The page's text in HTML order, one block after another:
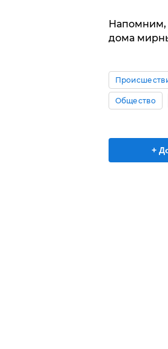
Напомним,
дома
Общество
+